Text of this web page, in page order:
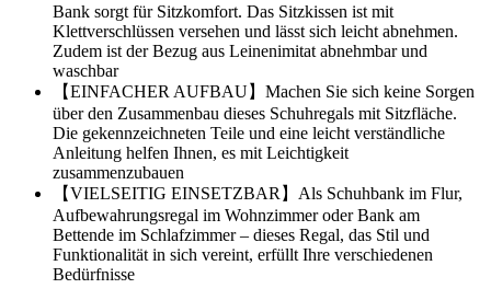
Bank sorgt für Sitzkomfort. Das Sitzkissen ist mit
Klettverschlüssen versehen und lässt sich leicht abnehmen.
Zudem ist der Bezug aus Leinenimitat abnehmbar und
waschbar
【EINFACHER AUFBAU】Machen Sie sich keine Sorgen
über den Zusammenbau dieses Schuhregals mit Sitzfläche.
Die gekennzeichneten Teile und eine leicht verständliche
Anleitung helfen Ihnen, es mit Leichtigkeit
zusammenzubauen
【VIELSEITIG EINSETZBAR】Als Schuhbank im Flur,
Aufbewahrungsregal im Wohnzimmer oder Bank am
Bettende im Schlafzimmer – dieses Regal, das Stil und
Funktionalität in sich vereint, erfüllt Ihre verschiedenen
Bedürfnisse